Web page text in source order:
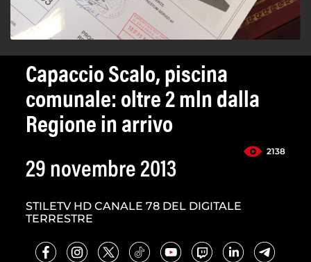
Capaccio Scalo, piscina
comunale: oltre 2 mln dalla
Regione in arrivo
2138
29 novembre 2013
STILETV HD CANALE 78 DEL DIGITALE
TERRESTRE